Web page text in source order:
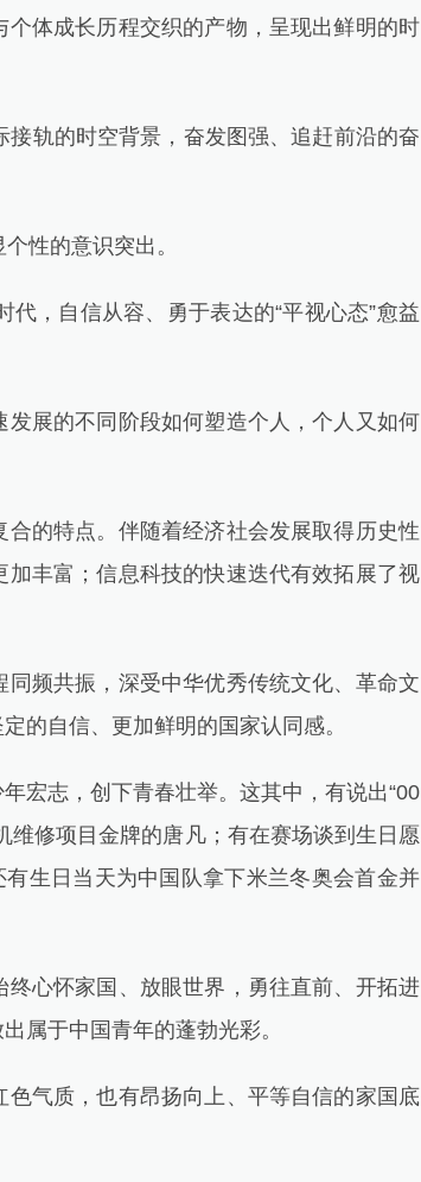
成长历程交织的产物，呈现出鲜明的时
的时空背景，奋发图强、追赶前沿的奋
性的意识突出。
自信从容、勇于表达的“平视心态”愈益
的不同阶段如何塑造个人，个人又如何
特点。伴随着经济社会发展取得历史性
丰富；信息科技的快速迭代有效拓展了视
共振，深受中华优秀传统文化、革命文
的自信、更加鲜明的国家认同感。
志，创下青春壮举。这其中，有说出“00
维修项目金牌的唐凡；有在赛场谈到生日愿
生日当天为中国队拿下米兰冬奥会首金并
怀家国、放眼世界，勇往直前、开拓进
属于中国青年的蓬勃光彩。
质，也有昂扬向上、平等自信的家国底